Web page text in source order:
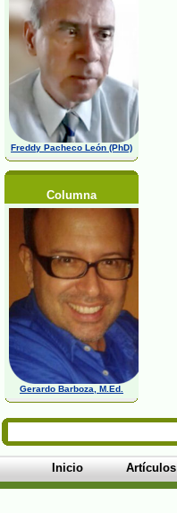
Freddy Pacheco León (PhD)
Columna
Gerardo Barboza, M.Ed.
Inicio Artículos